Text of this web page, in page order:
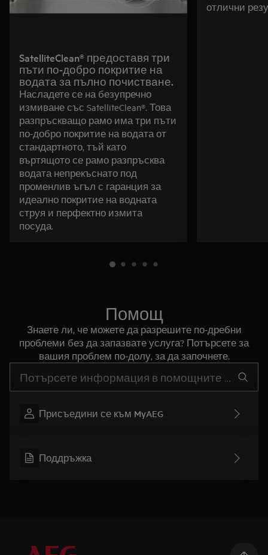
SatelliteClean® предоставя три
пъти по-добро покритие на
водата за пълно почистване.
Насладете се на безупречно
измиване със SatelliteClean®. Това
разпръскващо рамо има три пъти
по-добро покритие на водата от
стандартното, тъй като
въртящото се рамо разпръсква
водата непрекъснато под
променлив ъгъл с гаранция за
идеално покритие на водната
струя и перфектно измита
посуда.
отлични
Помощ
Знаете ли, че можете да разрешите по-дребни
проблеми без да запазвате услуга? Потърсете за
вашия проблем по-долу, за да започнете.
Присъедини се към MyAEG
Поддръжка